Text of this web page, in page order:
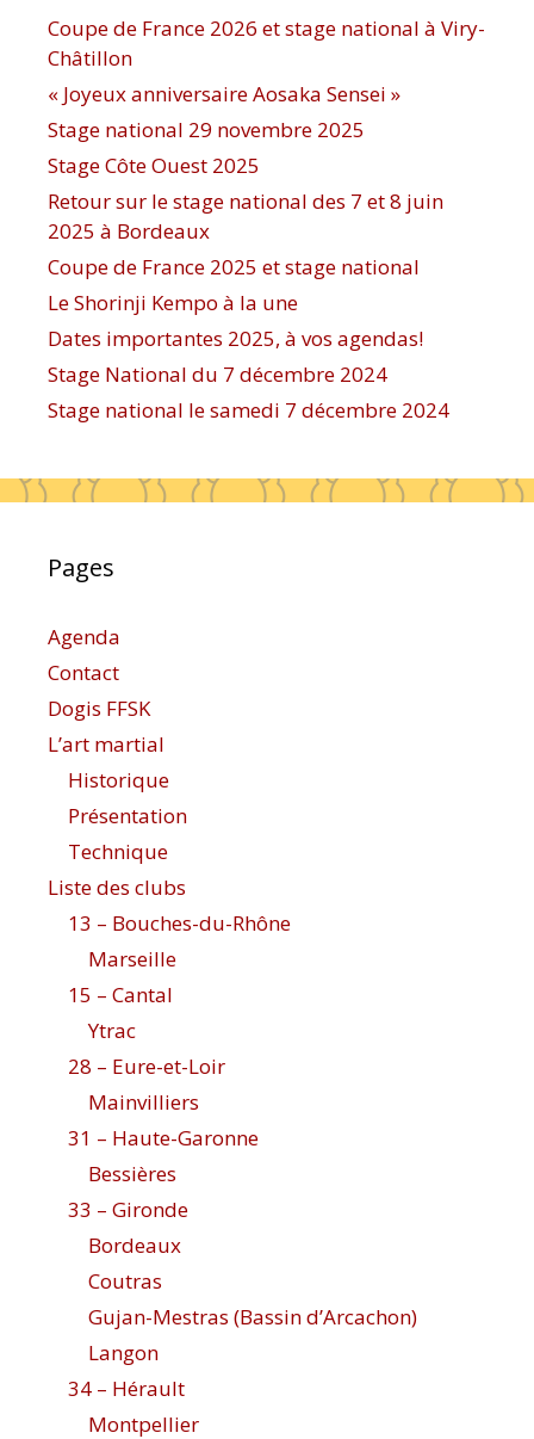
Coupe de France 2026 et stage national à Viry-
Châtillon
« Joyeux anniversaire Aosaka Sensei »
Stage national 29 novembre 2025
Stage Côte Ouest 2025
Retour sur le stage national des 7 et 8 juin
2025 à Bordeaux
Coupe de France 2025 et stage national
Le Shorinji Kempo à la une
Dates importantes 2025, à vos agendas!
Stage National du 7 décembre 2024
Stage national le samedi 7 décembre 2024
Pages
Agenda
Contact
Dogis FFSK
L’art martial
Historique
Présentation
Technique
Liste des clubs
13 – Bouches-du-Rhône
Marseille
15 – Cantal
Ytrac
28 – Eure-et-Loir
Mainvilliers
31 – Haute-Garonne
Bessières
33 – Gironde
Bordeaux
Coutras
Gujan-Mestras (Bassin d’Arcachon)
Langon
34 – Hérault
Montpellier